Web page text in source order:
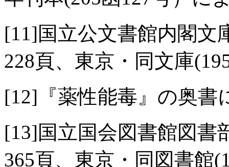
[11]国立公文書館内閣文
228頁、東京・同文庫
[12]『薬性能毒』の奥書
[13]国立国会図書館図書
365頁、東京・同図書館